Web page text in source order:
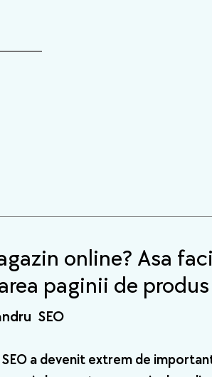
online? Asa faci
paginii de produs
SEO
a devenit extrem de